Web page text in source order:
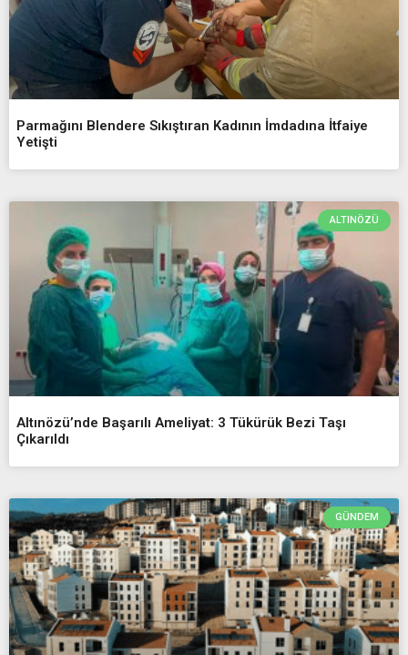
Parmağını Blendere Sıkıştıran Kadının İmdadına İtfaiye
Yetişti
ALTINÖZÜ
Altınözü’nde Başarılı Ameliyat: 3 Tükürük Bezi Taşı
Çıkarıldı
GÜNDEM